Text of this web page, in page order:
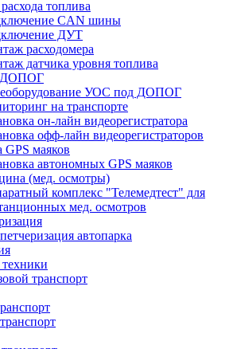
топлива
CAN шины
ДУТ
расходомера
датчика уровня топлива
ДОПОГ
УОС под ДОПОГ
на транспорте
он-лайн видеорегистратора
офф-лайн видеорегистраторов
GPS маяков
автономных GPS маяков
(мед. осмотры)
комплекс "Телемедтест" для
мед. осмотров
автопарка
транспорт